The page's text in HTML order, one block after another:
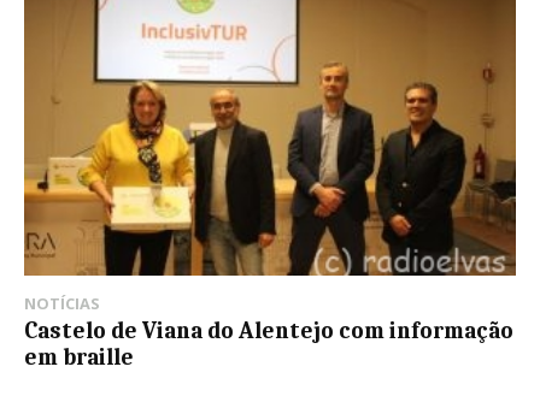
NOTÍCIAS
Castelo de Viana do Alentejo com informação
em braille